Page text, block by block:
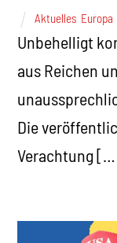
Aktuelles Europa
Unbehelligt
aus Reichen
Die
Verachtung